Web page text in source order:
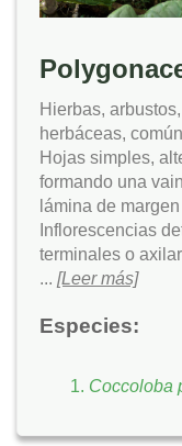
Hierbas,
herbáceas,
Hojas simples,
formando una
lámina de
Inflorescencias
terminales o
... [Leer más]
Especies:
Coccoloba